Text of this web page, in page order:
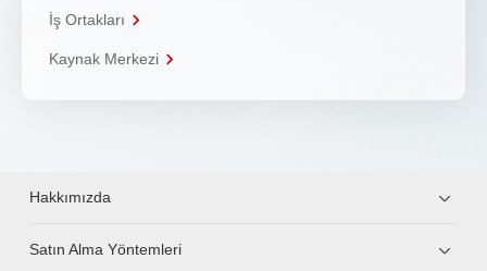
İş Ortakları
Kaynak Merkezi
Hakkımızda
Satın Alma Yöntemleri